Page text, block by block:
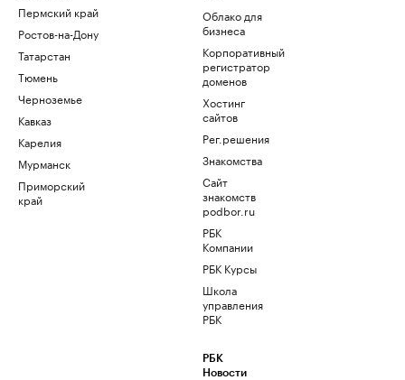
Пермский край
Ростов-на-Дону
Татарстан
Тюмень
Черноземье
Кавказ
Карелия
Мурманск
Приморский
край
Облако для
бизнеса
Корпоративный
регистратор
доменов
Хостинг
сайтов
Рег.решения
Знакомства
Сайт
знакомств
podbor.ru
РБК
Компании
РБК Курсы
Школа
управления
РБК
РБК
Новости